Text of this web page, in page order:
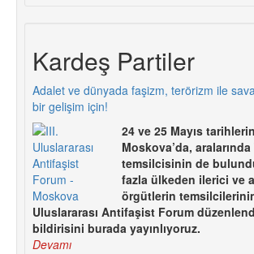
Kardeş Partiler
Adalet ve dünyada faşizm, terörizm ile
bir gelişim için!
24 ve 25 Mayıs
Moskova’da, aralarında
temsilcisinin de
fazla ülkeden ilerici ve
örgütlerin temsilcilerinin
Uluslararası Antifaşist Forum
bildirisini burada yayınlıyoruz.
Devamı